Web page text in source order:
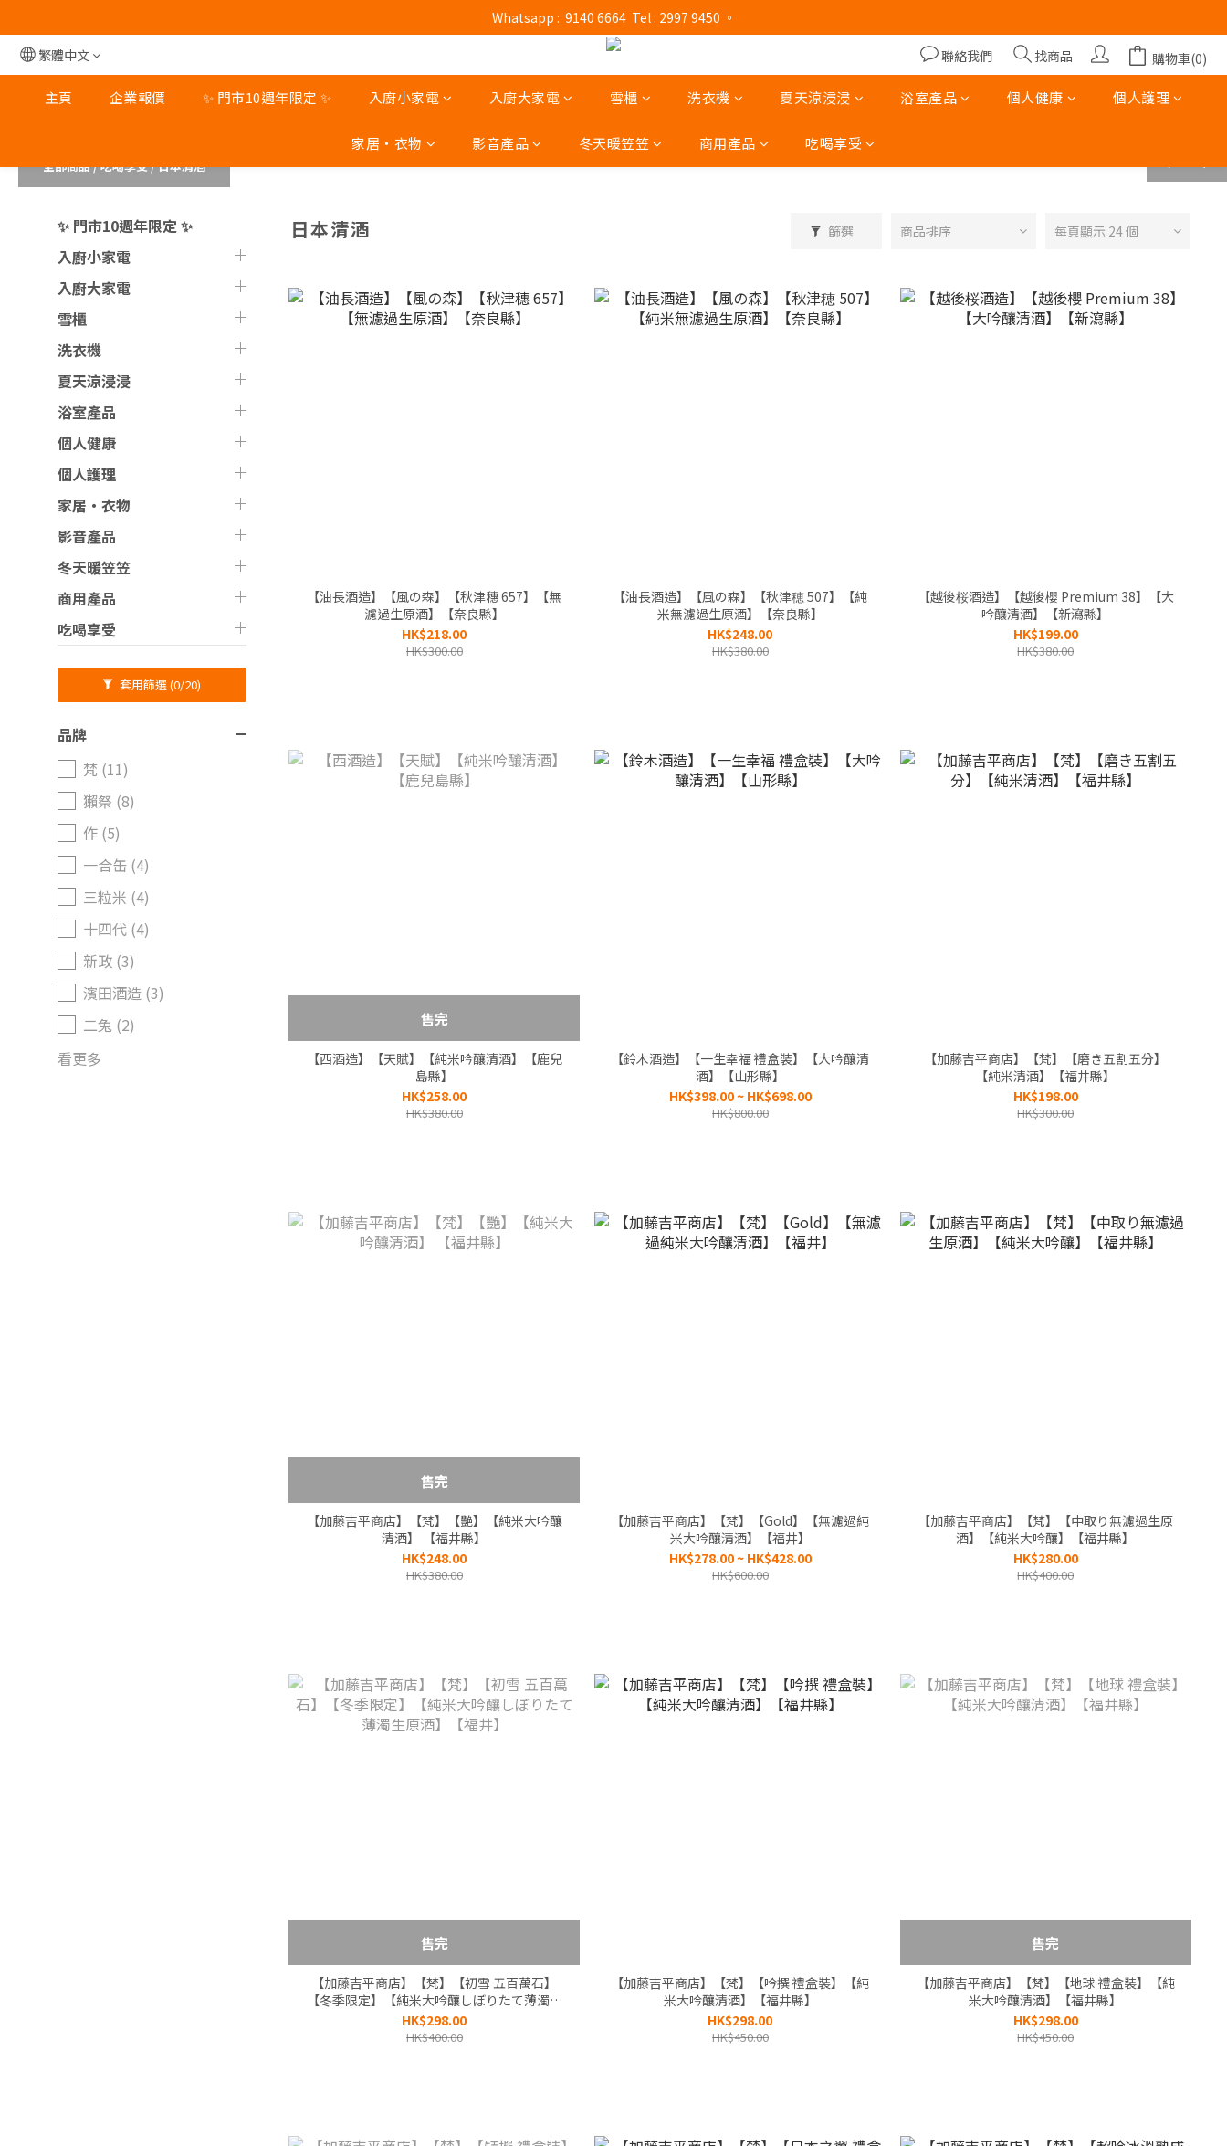
旺角門市營業時間 : (星期一至六 13:00 - 21:00 / 星期日及公眾假期 13:00 - 19:00)
Whatsapp :  9140 6664  Tel : 2997 9450 。
旺角門市營業時間 : (星期一至六 13:00 - 21:00 / 星期日及公眾假期 13:00 - 19:00)
繁體中文 聯絡我們 找商品 購物車(0)
主頁 企業報價 ✨ 門市10週年限定 ✨ 入廚小家電 入廚大家電 雪櫃 洗衣機 夏天涼浸浸 浴室產品 個人健康 個人護理
家居‧衣物 影音產品 冬天暖笠笠 商用產品 吃喝享受
全部商品/吃喝享受/日本清酒
✨ 門市10週年限定 ✨
入廚小家電
入廚大家電
雪櫃
洗衣機
夏天涼浸浸
浴室產品
個人健康
個人護理
家居‧衣物
影音產品
冬天暖笠笠
商用產品
吃喝享受
套用篩選(0/20)
品牌
梵 (11)
獺祭 (8)
作 (5)
一合缶 (4)
三粒米 (4)
十四代 (4)
新政 (3)
濱田酒造 (3)
二兔 (2)
看更多
日本清酒 篩選 商品排序 每頁顯示 24 個
【油長酒造】【風の森】【秋津穗 657】【無
濾過生原酒】【奈良縣】
HK$218.00
HK$300.00
【油長酒造】【風の森】【秋津穂 507】【純
米無濾過生原酒】【奈良縣】
HK$248.00
HK$380.00
【越後桜酒造】【越後櫻 Premium 38】【大
吟釀清酒】【新瀉縣】
HK$199.00
HK$380.00
售完
【西酒造】【天賦】【純米吟釀清酒】【鹿兒
島縣】
HK$258.00
HK$380.00
【鈴木酒造】【一生幸福 禮盒裝】【大吟釀清
酒】【山形縣】
HK$398.00 ~ HK$698.00
HK$800.00
【加藤吉平商店】【梵】【磨き五割五分】
【純米清酒】【福井縣】
HK$198.00
HK$300.00
售完
【加藤吉平商店】【梵】【艷】【純米大吟釀
清酒】 【福井縣】
HK$248.00
HK$380.00
【加藤吉平商店】【梵】【Gold】【無濾過純
米大吟釀清酒】【福井】
HK$278.00 ~ HK$428.00
HK$600.00
【加藤吉平商店】【梵】【中取り無濾過生原
酒】【純米大吟釀】【福井縣】
HK$280.00
HK$400.00
售完
【加藤吉平商店】【梵】【初雪 五百萬石】
【冬季限定】【純米大吟釀しぼりたて薄濁生
原酒】【福井】
HK$298.00
HK$400.00
【加藤吉平商店】【梵】【吟撰 禮盒裝】【純
米大吟釀清酒】【福井縣】
HK$298.00
HK$450.00
售完
【加藤吉平商店】【梵】【地球 禮盒裝】【純
米大吟釀清酒】【福井縣】
HK$298.00
HK$450.00